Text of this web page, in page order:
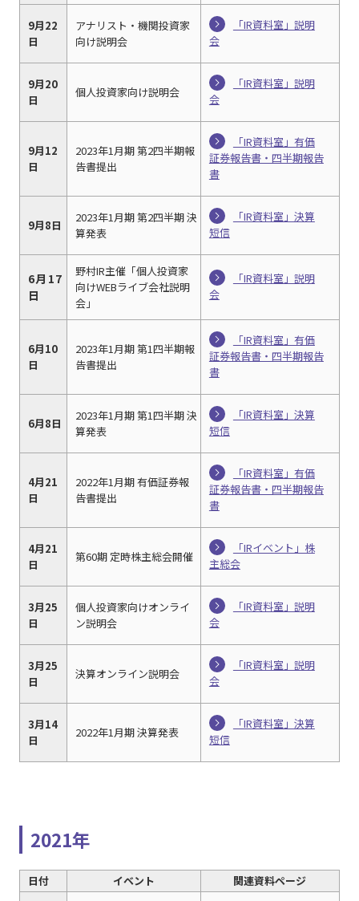
9月22
日
アナリスト・機関投資家
向け説明会
「IR資料室」説明
会
9月20
日
個人投資家向け説明会
「IR資料室」説明
会
9月12
日
2023年1月期 第2四半期報
告書提出
「IR資料室」有価
証券報告書・四半期報告
書
9月8日
2023年1月期 第2四半期 決
算発表
「IR資料室」決算
短信
6月17
日
野村IR主催「個人投資家
向けWEBライブ会社説明
会」
「IR資料室」説明
会
6月10
日
2023年1月期 第1四半期報
告書提出
「IR資料室」有価
証券報告書・四半期報告
書
6月8日
2023年1月期 第1四半期 決
算発表
「IR資料室」決算
短信
4月21
日
2022年1月期 有価証券報
告書提出
「IR資料室」有価
証券報告書・四半期報告
書
4月21
日
第60期 定時株主総会開催
「IRイベント」株
主総会
3月25
日
個人投資家向けオンライ
ン説明会
「IR資料室」説明
会
3月25
日
決算オンライン説明会
「IR資料室」説明
会
3月14
日
2022年1月期 決算発表
「IR資料室」決算
短信
2021年
日付 イベント 関連資料ページ